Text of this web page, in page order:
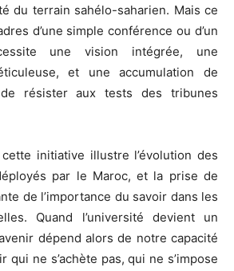
du terrain sahélo-saharien. Mais ce
d’une simple conférence ou d’un
une vision intégrée, une
et une accumulation de
résister aux tests des tribunes
initiative illustre l’évolution des
par le Maroc, et la prise de
de l’importance du savoir dans les
Quand l’université devient un
dépend alors de notre capacité
qui ne s’achète pas, qui ne s’impose